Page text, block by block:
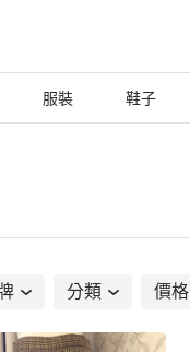
服裝 鞋子
分類 價格